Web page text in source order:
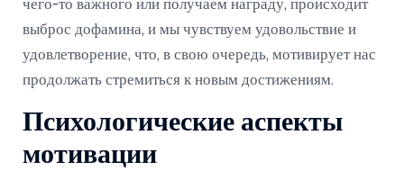
чего-то важного или получаем награду, происходит
выброс дофамина, и мы чувствуем удовольствие и
удовлетворение, что, в свою очередь, мотивирует нас
продолжать стремиться к новым достижениям.
Психологические аспекты
мотивации